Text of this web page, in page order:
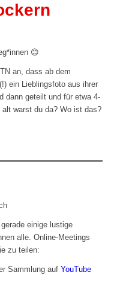
😊
an, dass ab dem
ein Lieblingsfoto aus ihrer
dann geteilt und für etwa 4-
warst du da? Wo ist das?
einige lustige
alle. Online-Meetings
zu teilen:
Sammlung auf YouTube